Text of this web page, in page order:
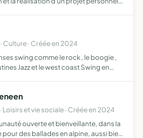
Culture · Créée en 2024
swing comme le rock , le boogie ,
Jazz et le west coast Swing en
Loisirs et vie sociale · Créée en 2024
ouverte et bienveillante, dans la
des ballades en alpine, aussi bien